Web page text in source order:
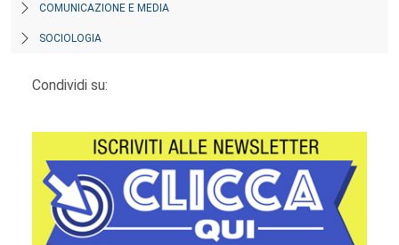
COMUNICAZIONE E MEDIA
SOCIOLOGIA
Condividi su: